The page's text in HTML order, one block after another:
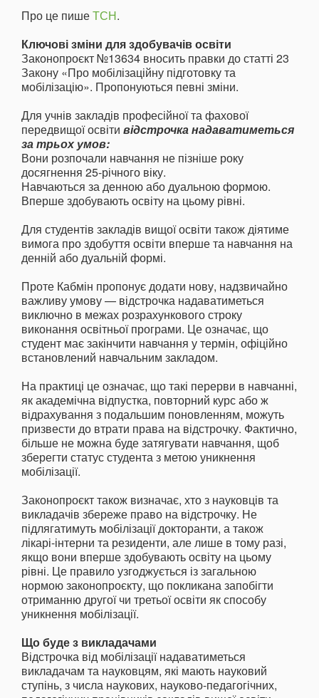
Про це пишеТСН.
Ключові зміни для здобувачів освіти
Законопроєкт №13634 вносить правки до статті 23
Закону «Про мобілізаційну підготовку та
мобілізацію». Пропонуються певні зміни.
Для учнів закладів професійної та фахової
передвищої освіти відстрочка надаватиметься
за трьох умов:
Вони розпочали навчання не пізніше року
досягнення 25-річного віку.
Навчаються за денною або дуальною формою.
Вперше здобувають освіту на цьому рівні.
Для студентів закладів вищої освіти також діятиме
вимога про здобуття освіти вперше та навчання на
денній або дуальній формі.
Проте Кабмін пропонує додати нову, надзвичайно
важливу умову — відстрочка надаватиметься
виключно в межах розрахункового строку
виконання освітньої програми. Це означає, що
студент має закінчити навчання у термін, офіційно
встановлений навчальним закладом.
На практиці це означає, що такі перерви в навчанні,
як академічна відпустка, повторний курс або ж
відрахування з подальшим поновленням, можуть
призвести до втрати права на відстрочку. Фактично,
більше не можна буде затягувати навчання, щоб
зберегти статус студента з метою уникнення
мобілізації.
Законопроєкт також визначає, хто з науковців та
викладачів збереже право на відстрочку. Не
підлягатимуть мобілізації докторанти, а також
лікарі-інтерни та резиденти, але лише в тому разі,
якщо вони вперше здобувають освіту на цьому
рівні. Це правило узгоджується із загальною
нормою законопроєкту, що покликана запобігти
отриманню другої чи третьої освіти як способу
уникнення мобілізації.
Що буде з викладачами
Відстрочка від мобілізації надаватиметься
викладачам та науковцям, які мають науковий
ступінь, з числа наукових, науково-педагогічних,